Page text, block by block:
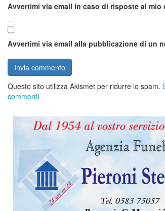
Avvertimi via email in caso di risposte al mio
Avvertimi via email alla pubblicazione di un
Questo sito utilizza Akismet per ridurre lo spam.
commenti.